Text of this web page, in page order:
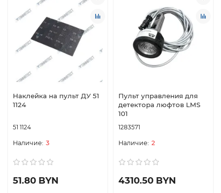
Наклейка на пульт ДУ 51
1124
51 1124
3
51.80 BYN
Пульт управления для
детектора люфтов LMS
101
1283571
2
4310.50 BYN